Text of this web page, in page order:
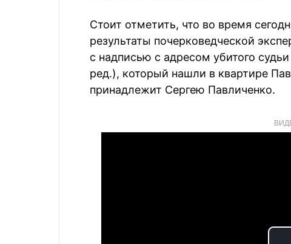
Стоит отметить, что во время
результаты почерковедческой
с надписью с адресом убитого
ред.), который нашли в квартире
принадлежит Сергею Павличенко.